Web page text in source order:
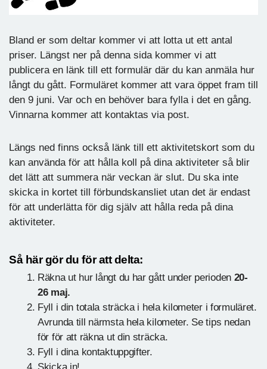
Bland er som deltar kommer vi att lotta ut ett antal
priser. Längst ner på denna sida kommer vi att
publicera en länk till ett formulär där du kan anmäla hur
långt du gått. Formuläret kommer att vara öppet fram till
den 9 juni. Var och en behöver bara fylla i det en gång.
Vinnarna kommer att kontaktas via post.
Längs ned finns också länk till ett aktivitetskort som du
kan använda för att hålla koll på dina aktiviteter så blir
det lätt att summera när veckan är slut. Du ska inte
skicka in kortet till förbundskansliet utan det är endast
för att underlätta för dig själv att hålla reda på dina
aktiviteter.
Så här gör du för att delta:
Räkna ut hur långt du har gått under perioden 20-
26 maj.
Fyll i din totala sträcka i hela kilometer i formuläret.
Avrunda till närmsta hela kilometer. Se tips nedan
för för att räkna ut din sträcka.
Fyll i dina kontaktuppgifter.